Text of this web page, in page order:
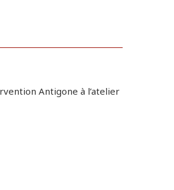
Antigone à l’atelier